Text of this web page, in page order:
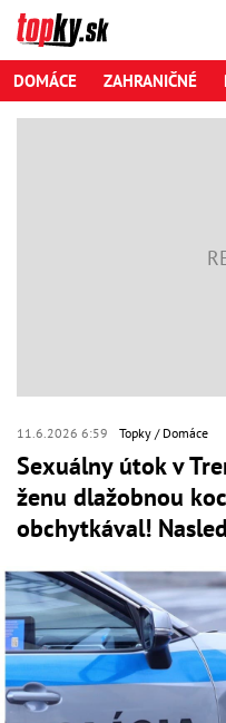
DOMÁCE ZAHRANIČNÉ
11.6.2026 6:59 Topky Domáce
Sexuálny útok v
ženu dlažobnou
obchytkával!